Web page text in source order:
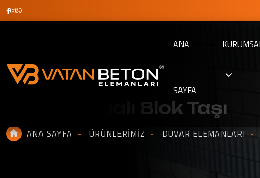
ANA
SAYFA
Peyzaj Fugalı Blok Taşı
ANA SAYFA ÜRÜNLERIMIZ DUVAR ELEMANLARI